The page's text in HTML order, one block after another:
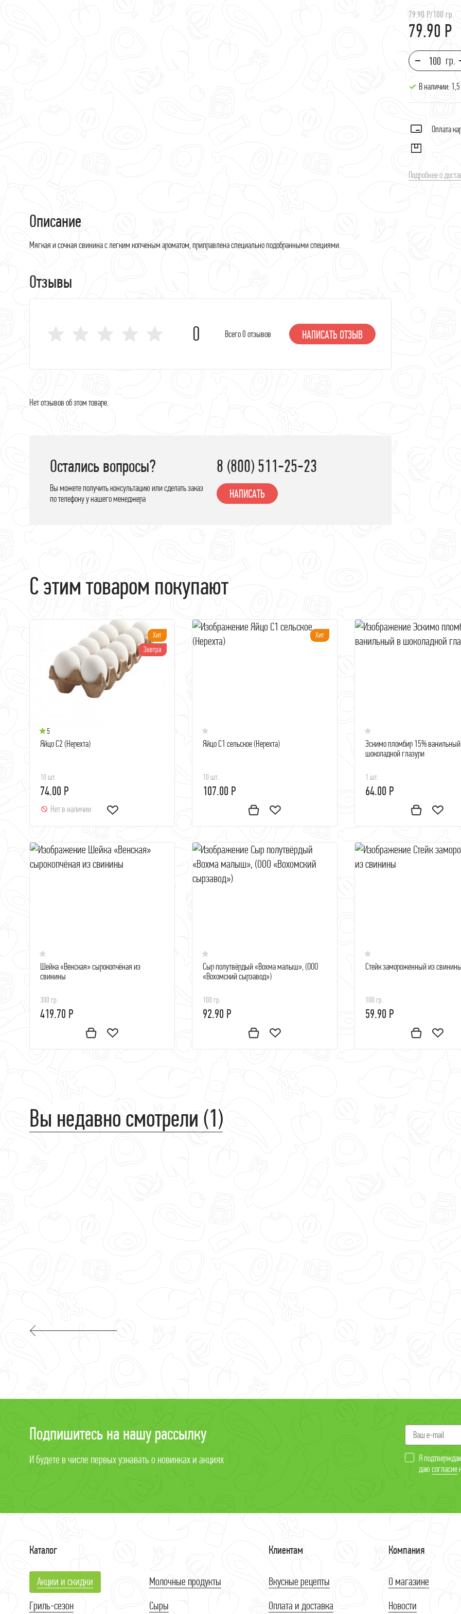
Хлеб и выпечка
79.90 Р/100 гр.
79.90 Р
В наличии:
Оплата
Подробнее о
Описание
Мягкая и сочная свинина с легким копченым ароматом, приправлена специально подобранными специями.
Отзывы
0 Всего 0 отзывов НАПИСАТЬ ОТЗЫВ
Нет отзывов об этом товаре.
Остались вопросы?
Вы можете получить консультацию или сделать заказ
по телефону у нашего менеджера
8 (800) 511-25-23
НАПИСАТЬ
С этим товаром покупают
Хит
Завтра
5
Яйцо С2 (Нерехта)
10 шт.
74.00 Р
Нет в наличии
Хит
Яйцо С1 сельское (Нерехта)
10 шт.
107.00 Р
Эскимо пломбир 15%
шоколадной глазури
1 шт.
64.00 Р
Шейка «Венская» сырокопчёная из
свинины
300 гр.
419.70 Р
Сыр полутвёрдый «Вохма малыш», (ООО
«Вохомский сырзавод»)
100 гр.
92.90 Р
Стейк замороженный из
100 гр.
59.90 Р
Вы недавно смотрели (1)
Подпишитесь на нашу рассылку
И будете в числе первых узнавать о новинках и акциях
Я
даю согласие
Каталог
Акции и скидки
Молочные продукты
Гриль-сезон
Сыры
Клиентам
Вкусные рецепты
Оплата и доставка
Компания
О магазине
Новости